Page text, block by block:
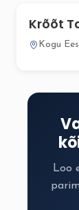
Krõõt
Kogu
Loo